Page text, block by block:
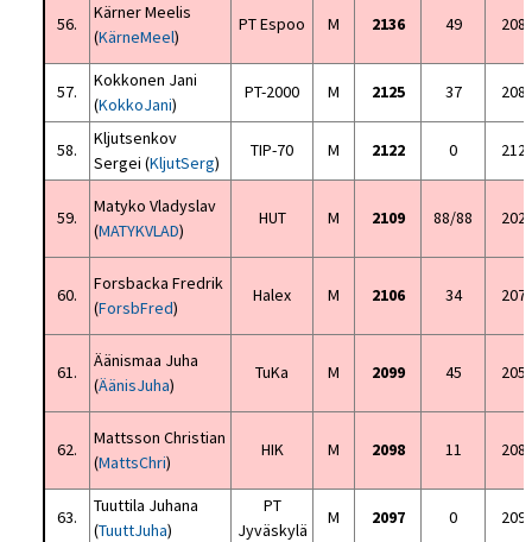
56.
Kärner Meelis
(KärneMeel)
PT Espoo M 2136 49
57.
Kokkonen Jani
(KokkoJani)
PT-2000 M 2125 37
58.
Kljutsenkov
Sergei (KljutSerg)
TIP-70 M 2122 0
59.
Matyko Vladyslav
(MATYKVLAD)
HUT M 2109 88/88
60.
Forsbacka Fredrik
(ForsbFred)
Halex M 2106 34
61.
Äänismaa Juha
(ÄänisJuha)
TuKa M 2099 45
62.
Mattsson Christian
(MattsChri)
HIK M 2098 11
63.
Tuuttila Juhana
(TuuttJuha)
PT
Jyväskylä
M 2097 0